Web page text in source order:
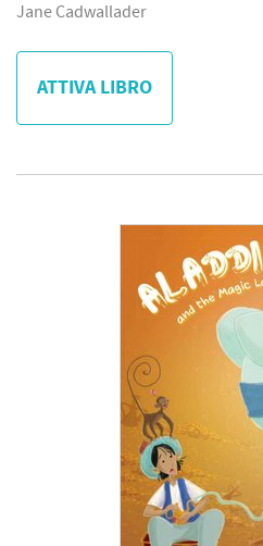
Jane Cadwallader
ATTIVA LIBRO